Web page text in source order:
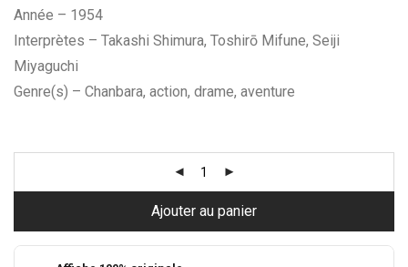
Année – 1954
Interprètes – Takashi Shimura, Toshirō Mifune, Seiji
Miyaguchi
Genre(s) – Chanbara, action, drame, aventure
Ajouter au panier